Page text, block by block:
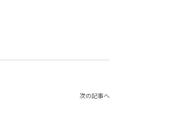
次の記事へ